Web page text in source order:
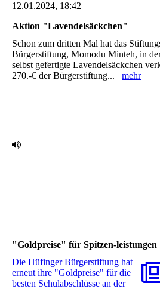
12.01.2024, 18:42
Aktion "Lavendelsäckchen"
Schon zum dritten Mal hat das
Bürgerstiftung, Momodu Minteh, in
selbst gefertigte Lavendelsäckchen
270.-€ der ‎Bürgerstiftung... mehr
"Goldpreise" für Spitzen-leistungen
Die Hüfinger Bürgerstiftung hat
erneut ihre "Goldpreise" für die
besten Schulabschlüsse an der